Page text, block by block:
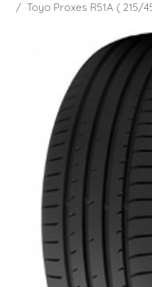
Toyo Proxes R51A ( 215/